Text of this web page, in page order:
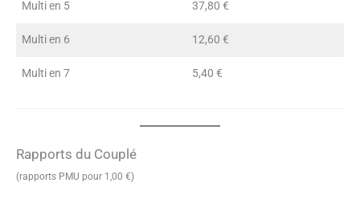
Multi en 5 37,80 €
Multi en 6 12,60 €
Multi en 7 5,40 €
Rapports du Couplé
(rapports PMU pour 1,00 €)